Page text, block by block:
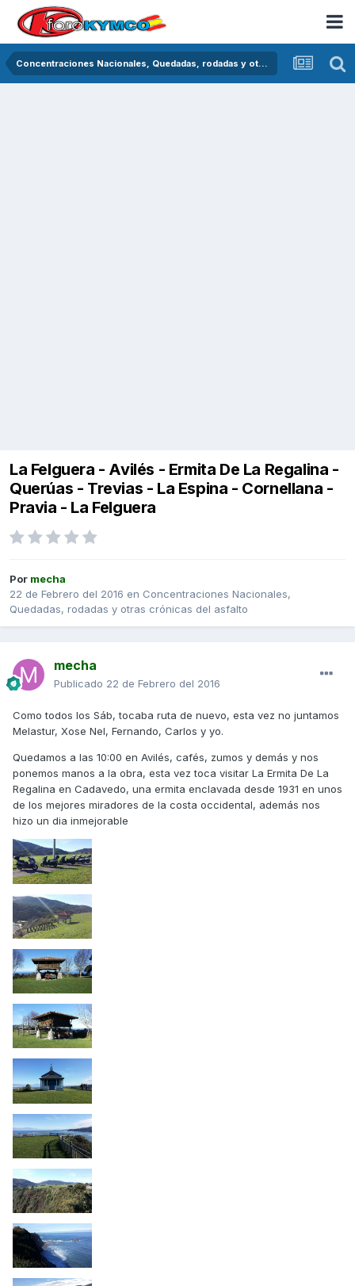
Concentraciones Nacionales, Quedadas, rodadas y otras crónicas del asfalto
La Felguera - Avilés - Ermita De La Regalina -
Querúas - Trevias - La Espina - Cornellana -
Pravia - La Felguera
Por mecha
22 de Febrero del 2016 en Concentraciones Nacionales,
Quedadas, rodadas y otras crónicas del asfalto
mecha
Publicado 22 de Febrero del 2016
Como todos los Sáb, tocaba ruta de nuevo, esta vez no juntamos
Melastur, Xose Nel, Fernando, Carlos y yo.
Quedamos a las 10:00 en Avilés, cafés, zumos y demás y nos
ponemos manos a la obra, esta vez toca visitar La Ermita De La
Regalina en Cadavedo, una ermita enclavada desde 1931 en unos
de los mejores miradores de la costa occidental, además nos
hizo un dia inmejorable